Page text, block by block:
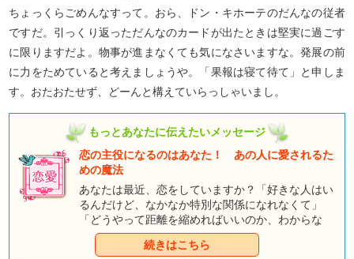
ちょっくらごめんなすって。おら、ドン・キホーテのだんなの従者
ですだ。引っくり返っただんなのカードが出たときは堅実に過ごす
に限りますだよ。物事が進まなくても気になさいますな。発展の前
に力をためていると考えましょうや。「果報は寝て待て」と申しま
す。おたおたせず、どーんと構えていらっしゃいまし。
もっとあなたに伝えたいメッセージ
恋の主役になるのはあなた！ あの人に愛されるた
めの魔法
あなたは最近、恋をしていますか？「好きな人はい
るんだけど、なかなか特別な関係になれなくて」
「どうやって距離を縮めればいいのか、わからな
い」そんな声が聞こえてきたわ。それでは、私が童
話タロットをシャッフルして、あなたがあの人のパ
続きはこちら